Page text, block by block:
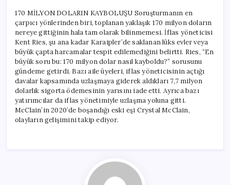
170 MİLYON DOLARIN KAYBOLUŞU Soruşturmanın en
çarpıcı yönlerinden biri, toplanan yaklaşık 170 milyon doların
nereye gittiğinin hala tam olarak bilinmemesi. İflas yöneticisi
Kent Ries, şu ana kadar Karaipler’de saklanan lüks evler veya
büyük çapta harcamalar tespit edilemediğini belirtti. Ries, “En
büyük soru bu: 170 milyon dolar nasıl kayboldu?” sorusunu
gündeme getirdi. Bazı aile üyeleri, iflas yöneticisinin açtığı
davalar kapsamında uzlaşmaya giderek aldıkları 7,7 milyon
dolarlık sigorta ödemesinin yarısını iade etti. Ayrıca bazı
yatırımcılar da iflas yönetimiyle uzlaşma yoluna gitti.
McClain’in 2020’de boşandığı eski eşi Crystal McClain,
olayların gelişimini takip ediyor.